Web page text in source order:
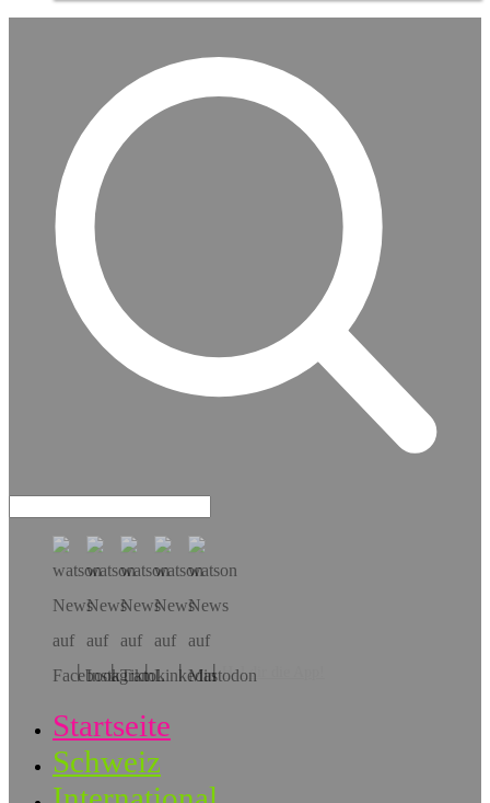
Hol dir die App!
Startseite
Schweiz